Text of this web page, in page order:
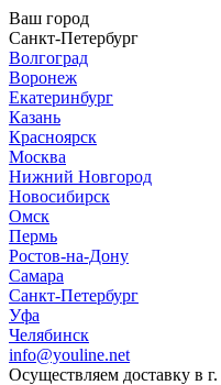
Ваш город
Санкт-Петербург
Волгоград
Воронеж
Екатеринбург
Казань
Красноярск
Москва
Нижний Новгород
Новосибирск
Омск
Пермь
Ростов-на-Дону
Самара
Санкт-Петербург
Уфа
Челябинск
info@youline.net
Осуществляем доставку в г.